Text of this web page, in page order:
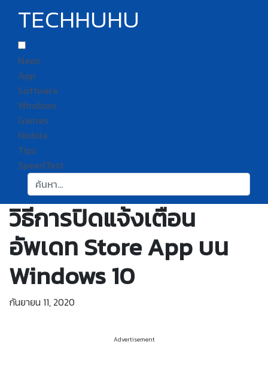
TECHHUHU
News
App
Software
Windows
Games
Mobile
Tips
SpeedTest
ค้นหา:
วิธีการปิดแจ้งเตือน
อัพเดท Store App บน
Windows 10
กันยายน 11, 2020
Advertisement